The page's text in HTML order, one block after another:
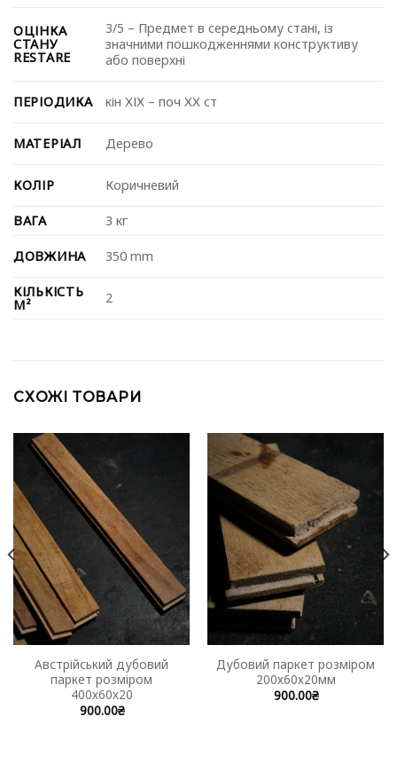
ОЦІНКА
СТАНУ
RESTARE
3/5 – Предмет в середньому стані, із
значними пошкодженнями конструктиву
або поверхні
ПЕРІОДИКА ⁠кін ХІХ – поч ХХ ст
МАТЕРІАЛ Дерево
КОЛІР Коричневий
ВАГА 3 кг
ДОВЖИНА 350 mm
КІЛЬКІСТЬ
М² 2
СХОЖІ ТОВАРИ
Австрійський дубовий
паркет розміром
400х60х20
900.00₴
Дубовий паркет розміром
200х60х20мм
900.00₴